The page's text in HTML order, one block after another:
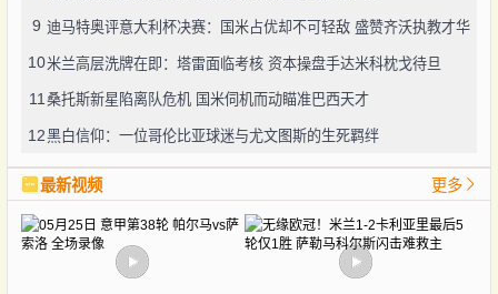
9 迪马特奥评意大利杯决赛：国米占优却不可轻敌 盛赞齐沃执教才华
10米兰高层洗牌在即：塔雷面临考核 资本操盘手达米科枕戈待旦
11 桑托斯新星陷离队危机 国米伺机而动瞄准巴西天才
12黑白信仰：一位哥伦比亚球迷与尤文图斯的生死羁绊
最新视频 更多